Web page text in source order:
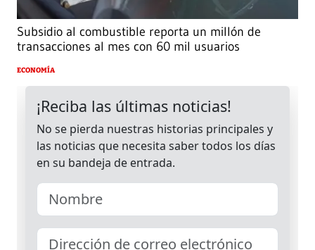
Subsidio al combustible reporta un millón de
transacciones al mes con 60 mil usuarios
ECONOMÍA